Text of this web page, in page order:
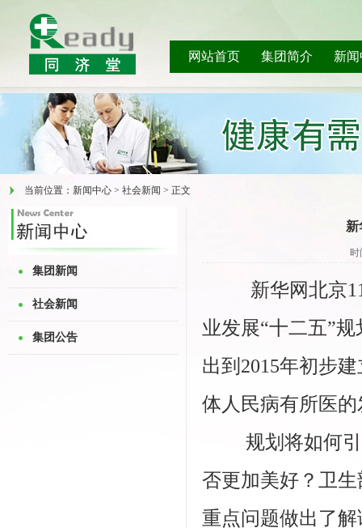
网站首页 集团简介 新
当前位置：新闻中心 > 社会新闻 > 正文
集团新闻
社会新闻
集团公告
新
时
新华网北京11
业发展“十二五”
出到2015年初步
体人民病有所医
规划将如何引
否更加美好？卫
重点问题做出了解